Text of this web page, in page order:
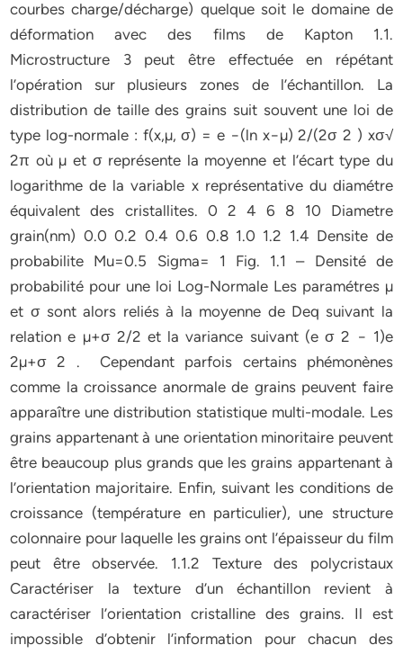
courbes charge/décharge) quelque soit le domaine de
déformation avec des films de Kapton 1.1.
Microstructure 3 peut être effectuée en répétant
l’opération sur plusieurs zones de l’échantillon. La
distribution de taille des grains suit souvent une loi de
type log-normale : f(x,µ, σ) = e −(ln x−µ) 2/(2σ 2 ) xσ√
2π où µ et σ représente la moyenne et l’écart type du
logarithme de la variable x représentative du diamétre
équivalent des cristallites. 0 2 4 6 8 10 Diametre
grain(nm) 0.0 0.2 0.4 0.6 0.8 1.0 1.2 1.4 Densite de
probabilite Mu=0.5 Sigma= 1 Fig. 1.1 – Densité de
probabilité pour une loi Log-Normale Les paramétres µ
et σ sont alors reliés à la moyenne de Deq suivant la
relation e µ+σ 2/2 et la variance suivant (e σ 2 − 1)e
2µ+σ 2 . Cependant parfois certains phémonènes
comme la croissance anormale de grains peuvent faire
apparaître une distribution statistique multi-modale. Les
grains appartenant à une orientation minoritaire peuvent
être beaucoup plus grands que les grains appartenant à
l’orientation majoritaire. Enfin, suivant les conditions de
croissance (température en particulier), une structure
colonnaire pour laquelle les grains ont l’épaisseur du film
peut être observée. 1.1.2 Texture des polycristaux
Caractériser la texture d’un échantillon revient à
caractériser l’orientation cristalline des grains. Il est
impossible d’obtenir l’information pour chacun des